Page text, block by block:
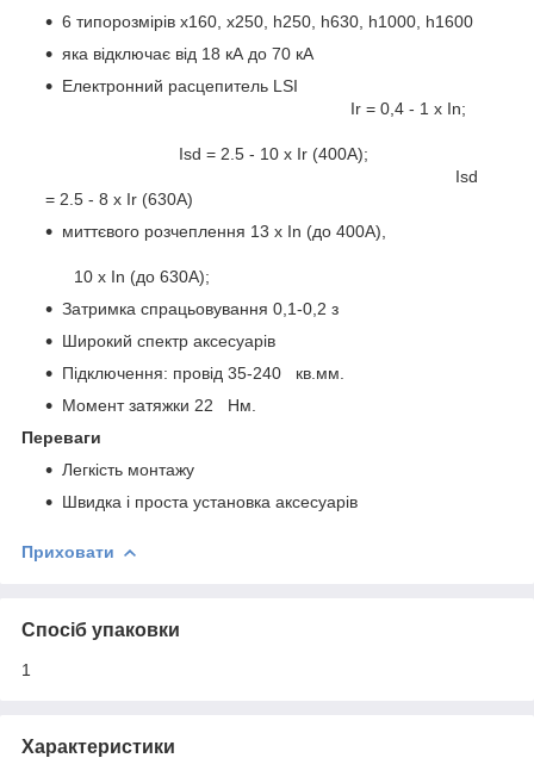
6 типорозмірів x160, x250, h250, h630, h1000, h1600
яка відключає від 18 кА до 70 кА
Електронний расцепитель LSI
Ir = 0,4 - 1 x In;
Isd = 2.5 - 10 x Ir (400A);
Isd
= 2.5 - 8 x Ir (630A)
миттєвого розчеплення 13 x In (до 400А),
10 x In (до 630А);
Затримка спрацьовування 0,1-0,2 з
Широкий спектр аксесуарів
Підключення: провід 35-240 кв.мм.
Момент затяжки 22 Нм.
Переваги
Легкість монтажу
Швидка і проста установка аксесуарів
Приховати
Спосіб упаковки
1
Характеристики